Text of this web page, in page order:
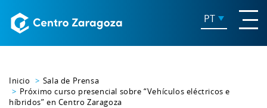
PT
Inicio
Sala de Prensa
Próximo curso presencial sobre “Vehículos eléctricos e
híbridos” en Centro Zaragoza